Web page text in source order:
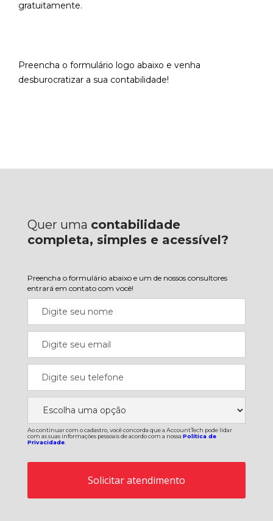
gratuitamente.
Preencha o formulário logo abaixo e venha
desburocratizar a sua contabilidade!
Quer uma contabilidade
completa, simples e acessível?
Preencha o formulário abaixo e um de nossos consultores
entrará em contato com você!
Ao continuar com o cadastro, você concorda que a AccountTech pode lidar
com as suas informações pessoais de acordo com a nossa Política de
Privacidade.